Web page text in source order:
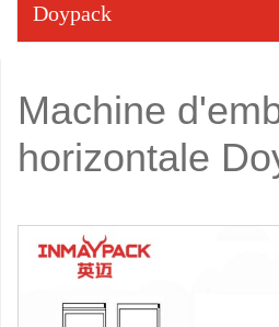
Machine
horizontale
Doypack